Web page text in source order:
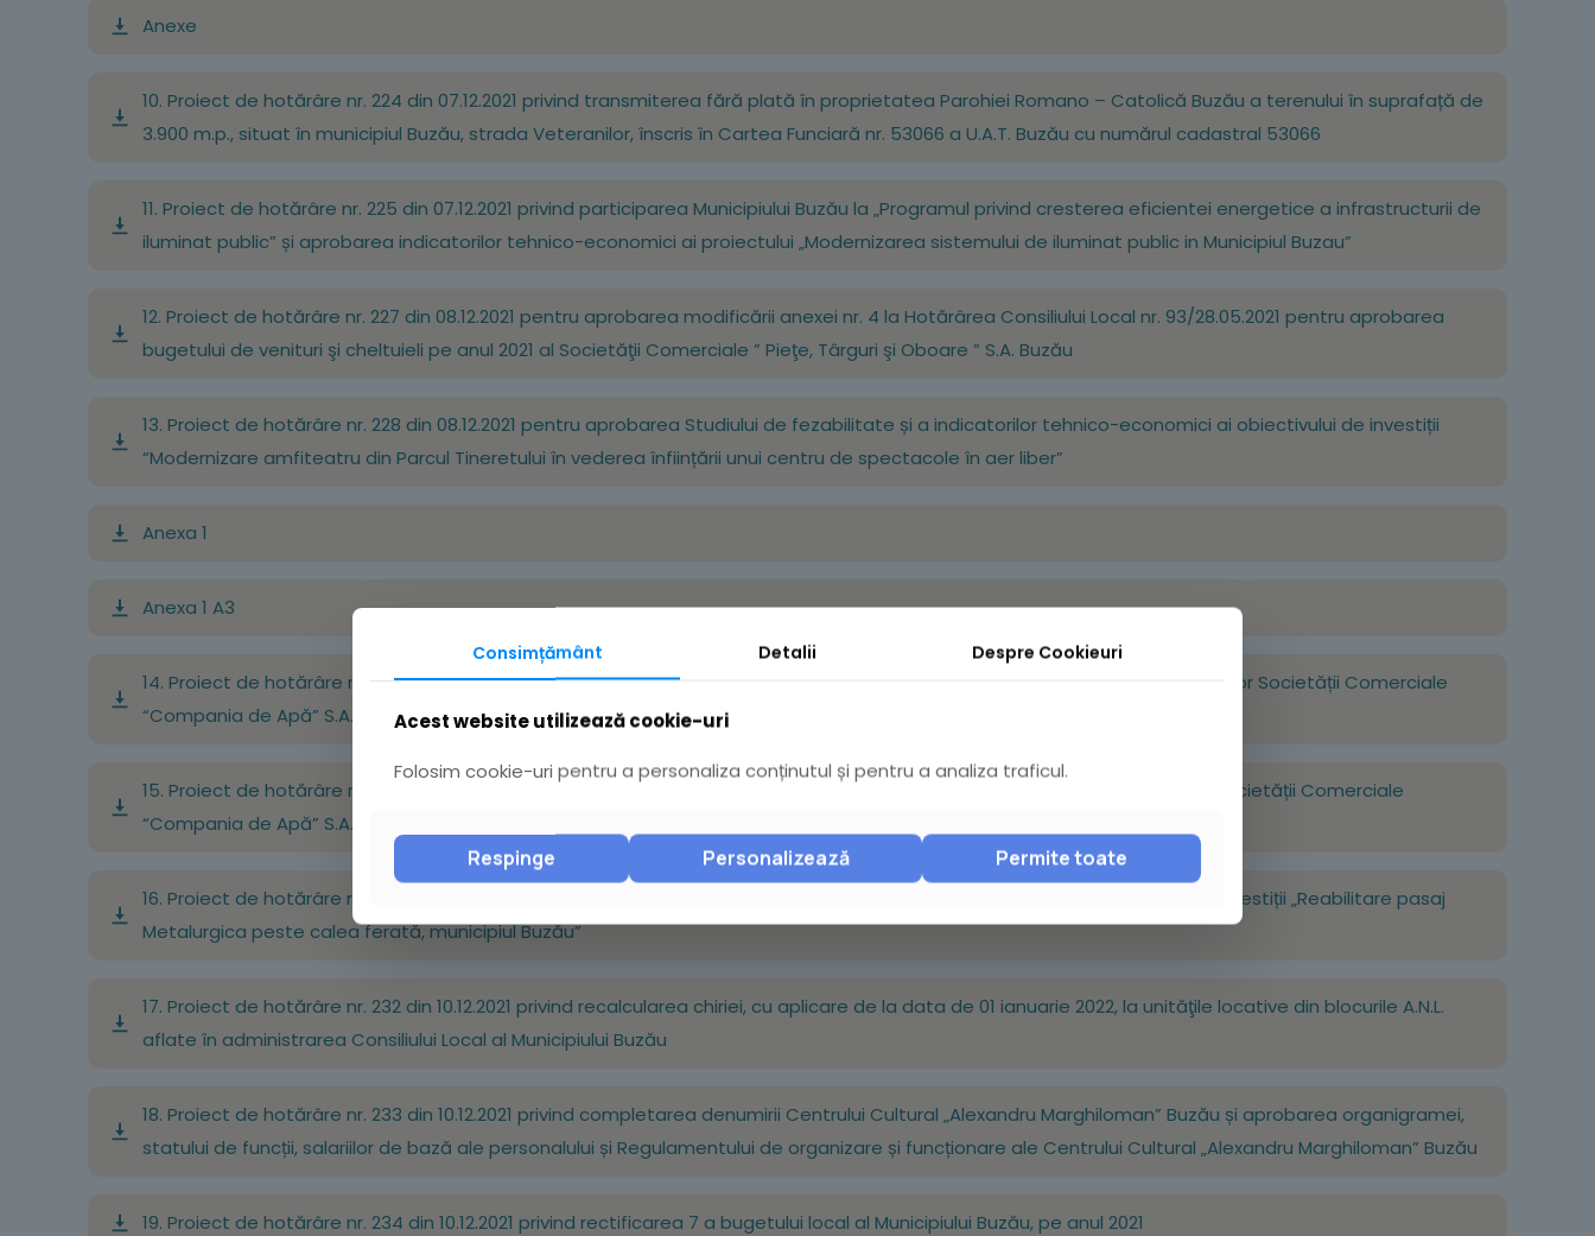
Anexe
10. Proiect de hotărâre nr. 224 din 07.12.2021 privind transmiterea fără plată în proprietatea Parohiei Romano – Catolică Buzău a terenului în suprafață de
3.900 m.p., situat în municipiul Buzău, strada Veteranilor, înscris în Cartea Funciară nr. 53066 a U.A.T. Buzău cu numărul cadastral 53066
11. Proiect de hotărâre nr. 225 din 07.12.2021 privind participarea Municipiului Buzău la „Programul privind cresterea eficientei energetice a infrastructurii de
iluminat public” și aprobarea indicatorilor tehnico-economici ai proiectului „Modernizarea sistemului de iluminat public in Municipiul Buzau”
12. Proiect de hotărâre nr. 227 din 08.12.2021 pentru aprobarea modificării anexei nr. 4 la Hotărârea Consiliului Local nr. 93/28.05.2021 pentru aprobarea
bugetului de venituri şi cheltuieli pe anul 2021 al Societăţii Comerciale ” Pieţe, Târguri şi Oboare ” S.A. Buzău
13. Proiect de hotărâre nr. 228 din 08.12.2021 pentru aprobarea Studiului de fezabilitate și a indicatorilor tehnico-economici ai obiectivului de investiții
“Modernizare amfiteatru din Parcul Tineretului în vederea înființării unui centru de spectacole în aer liber”
Anexa 1
Anexa 1 A3
14. Proiect de hotărâre nr. 229 din 09.12.2021 privind luarea unor decizii legate de Adunarea Generală Extraordinară a Acționarilor Societății Comerciale
“Compania de Apă” S.A. Buzău din data de 20.12.2021, ora 13.00, şi respectiv 21.12.2021, ora 13.00
15. Proiect de hotărâre nr. 230 din 09.12.2021privind luarea unor decizii legate de Adunarea Generală Ordinară a Acționarilor Societății Comerciale
“Compania de Apă” S.A. Buzău din data de 20.12.2021, ora 12.00, şi respectiv 21.12.2021, ora 12.00
16. Proiect de hotărâre nr. 231 din 09.12.2021 pentru aprobarea actualizării indicatorilor tehnico-economici ai obiectivului de investiții „Reabilitare pasaj
Metalurgica peste calea ferată, municipiul Buzău”
17. Proiect de hotărâre nr. 232 din 10.12.2021 privind recalcularea chiriei, cu aplicare de la data de 01 ianuarie 2022, la unităţile locative din blocurile A.N.L.
aflate în administrarea Consiliului Local al Municipiului Buzău
18. Proiect de hotărâre nr. 233 din 10.12.2021 privind completarea denumirii Centrului Cultural „Alexandru Marghiloman” Buzău și aprobarea organigramei,
statului de funcții, salariilor de bază ale personalului și Regulamentului de organizare și funcționare ale Centrului Cultural „Alexandru Marghiloman” Buzău
19. Proiect de hotărâre nr. 234 din 10.12.2021 privind rectificarea 7 a bugetului local al Municipiului Buzău, pe anul 2021
Consimțământ Detalii Despre Cookieuri
Acest website utilizează cookie-uri
Folosim cookie-uri pentru a personaliza conținutul și pentru a analiza traficul.
Respinge Personalizează Permite toate